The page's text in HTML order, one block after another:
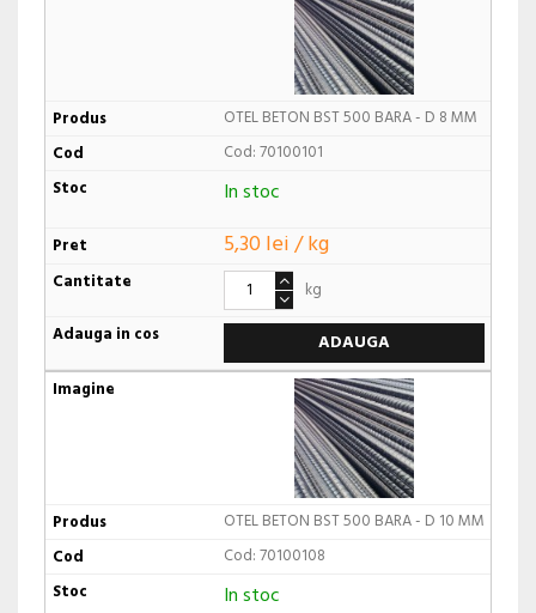
OTEL BETON BST 500 BARA - D 8 MM
Cod: 70100101
In stoc
5,30 lei / kg
kg
ADAUGA
OTEL BETON BST 500 BARA - D 10 MM
Cod: 70100108
In stoc